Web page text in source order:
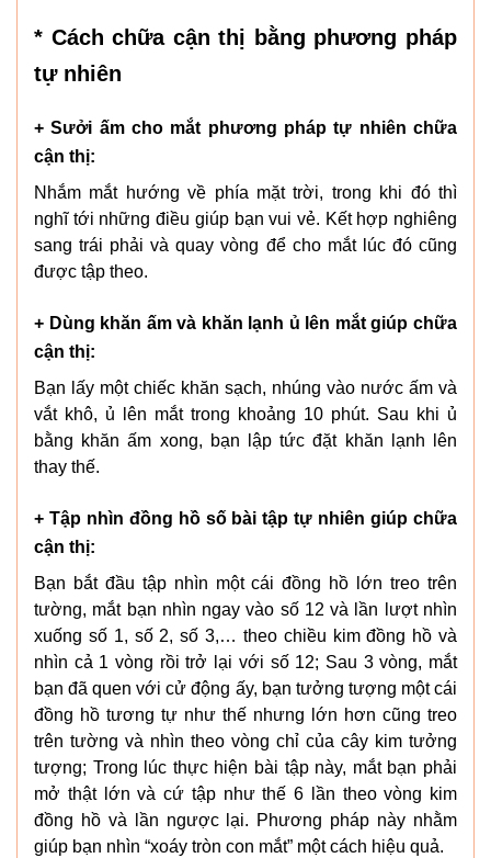
* Cách chữa cận thị bằng phương pháp
tự nhiên
+ Sưởi ấm cho mắt phương pháp tự nhiên chữa
cận thị:
Nhắm mắt hướng về phía mặt trời, trong khi đó thì
nghĩ tới những điều giúp bạn vui vẻ. Kết hợp nghiêng
sang trái phải và quay vòng để cho mắt lúc đó cũng
được tập theo.
+ Dùng khăn ấm và khăn lạnh ủ lên mắt giúp chữa
cận thị:
Bạn lấy một chiếc khăn sạch, nhúng vào nước ấm và
vắt khô, ủ lên mắt trong khoảng 10 phút. Sau khi ủ
bằng khăn ấm xong, bạn lập tức đặt khăn lạnh lên
thay thế.
+ Tập nhìn đồng hồ số bài tập tự nhiên giúp chữa
cận thị:
Bạn bắt đầu tập nhìn một cái đồng hồ lớn treo trên
tường, mắt bạn nhìn ngay vào số 12 và lần lượt nhìn
xuống số 1, số 2, số 3,… theo chiều kim đồng hồ và
nhìn cả 1 vòng rồi trở lại với số 12; Sau 3 vòng, mắt
bạn đã quen với cử động ấy, bạn tưởng tượng một cái
đồng hồ tương tự như thế nhưng lớn hơn cũng treo
trên tường và nhìn theo vòng chỉ của cây kim tưởng
tượng; Trong lúc thực hiện bài tập này, mắt bạn phải
mở thật lớn và cứ tập như thế 6 lần theo vòng kim
đồng hồ và lần ngược lại. Phương pháp này nhằm
giúp bạn nhìn “xoáy tròn con mắt” một cách hiệu quả.